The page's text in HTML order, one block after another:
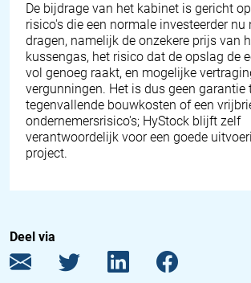
De bijdrage van het kabinet is gericht
risico's die een normale investeerder nu
dragen, namelijk de onzekere prijs van
kussengas, het risico dat de opslag de
vol genoeg raakt, en mogelijke
vergunningen. Het is dus geen garantie
tegenvallende bouwkosten of een
ondernemersrisico's; HyStock blijft zelf
verantwoordelijk voor een goede
project.
Deel via